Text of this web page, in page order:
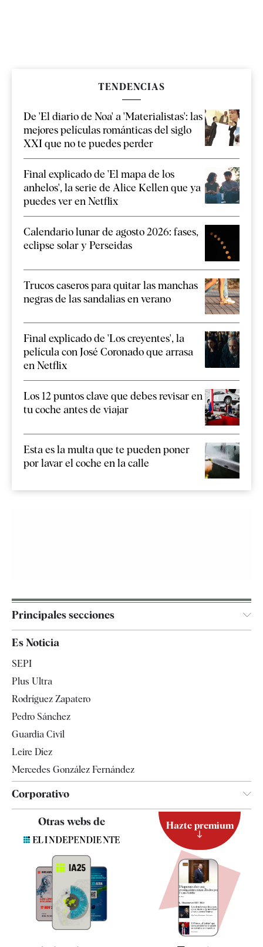
TENDENCIAS
De 'El diario de Noa' a 'Materialistas': las
mejores películas románticas del siglo
XXI que no te puedes perder
Final explicado de 'El mapa de los
anhelos', la serie de Alice Kellen que ya
puedes ver en Netflix
Calendario lunar de agosto 2026: fases,
eclipse solar y Perseidas
Trucos caseros para quitar las manchas
negras de las sandalias en verano
Final explicado de 'Los creyentes', la
película con José Coronado que arrasa
en Netflix
Los 12 puntos clave que debes revisar en
tu coche antes de viajar
Esta es la multa que te pueden poner
por lavar el coche en la calle
Principales secciones
España
Televisión
Es Noticia
SEPI
Plus Ultra
Rodríguez Zapatero
Pedro Sánchez
Guardia Civil
Leire Díez
Mercedes González Fernández
Corporativo
Contacto
Quiénes somos
Especificaciones
Otras webs de Hazte premium